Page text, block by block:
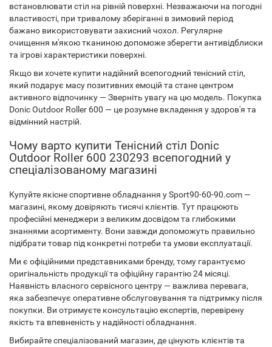
встановлювати стіл на рівній поверхні. Незважаючи на погодні
властивості, при тривалому зберіганні в зимовий період
бажано використовувати захисний чохол. Регулярне
очищення м'якою тканиною допоможе зберегти антивідблиски
та ігрові характеристики поверхні.
Якщо ви хочете купити надійний всепогодний тенісний стіл,
який подарує масу позитивних емоцій та стане центром
активного відпочинку — Зверніть увагу на цю модель. Покупка
Donic Outdoor Roller 600 — це розумне вкладення у здоров'я та
відмінний настрій.
Чому варто купити Тенісний стіл Donic
Outdoor Roller 600 230293 всепогодний у
спеціалізованому магазині
Купуйте якісне спортивне обладнання у Sport90-60-90.com —
магазині, якому довіряють тисячі клієнтів. Тут працюють
професійні менеджери з великим досвідом та глибокими
знаннями асортименту. Вони завжди допоможуть правильно
підібрати товар під конкретні потреби та умови експлуатації.
Ми є офіційними представниками бренду, тому гарантуємо
оригінальність продукції та офіційну гарантію 24 місяці.
Наявність власного сервісного центру — важлива перевага,
яка забезпечує оперативне обслуговування та підтримку після
покупки. Ви отримуєте консультацію експертів, перевірену
якість та впевненість у надійності обладнання.
Вибирайте спеціалізований магазин, де цінують клієнтів та